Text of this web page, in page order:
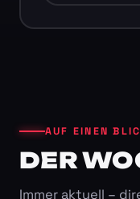
AUF EINEN
DER
Immer aktuell –